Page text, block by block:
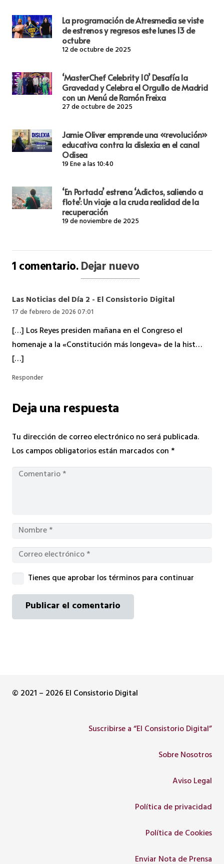
La programación de Atresmedia se viste
de estrenos y regresos este lunes 13 de
octubre
12 de octubre de 2025
‘MasterChef Celebrity 10’ Desafía la
Gravedad y Celebra el Orgullo de Madrid
con un Menú de Ramón Freixa
27 de octubre de 2025
Jamie Oliver emprende una «revolución»
educativa contra la dislexia en el canal
Odisea
19 Ene a las 10:40
‘En Portada’ estrena ‘Adictos, saliendo a
flote’: Un viaje a la cruda realidad de la
recuperación
19 de noviembre de 2025
1comentario.Dejar nuevo
Las Noticias del Día 2 - El Consistorio Digital
17 de febrero de 2026 07:01
[…] Los Reyes presiden mañana en el Congreso el
homenaje a la «Constitución más longeva» de la hist…
[…]
Responder
Deja una respuesta
Tu dirección de correo electrónico no será publicada.
Los campos obligatorios están marcados con*
Tienes que aprobar los términos para continuar
Publicar el comentario
© 2021 – 2026 El Consistorio Digital
Suscribirse a “El Consistorio Digital”
Sobre Nosotros
Aviso Legal
Política de privacidad
Política de Cookies
Enviar Nota de Prensa